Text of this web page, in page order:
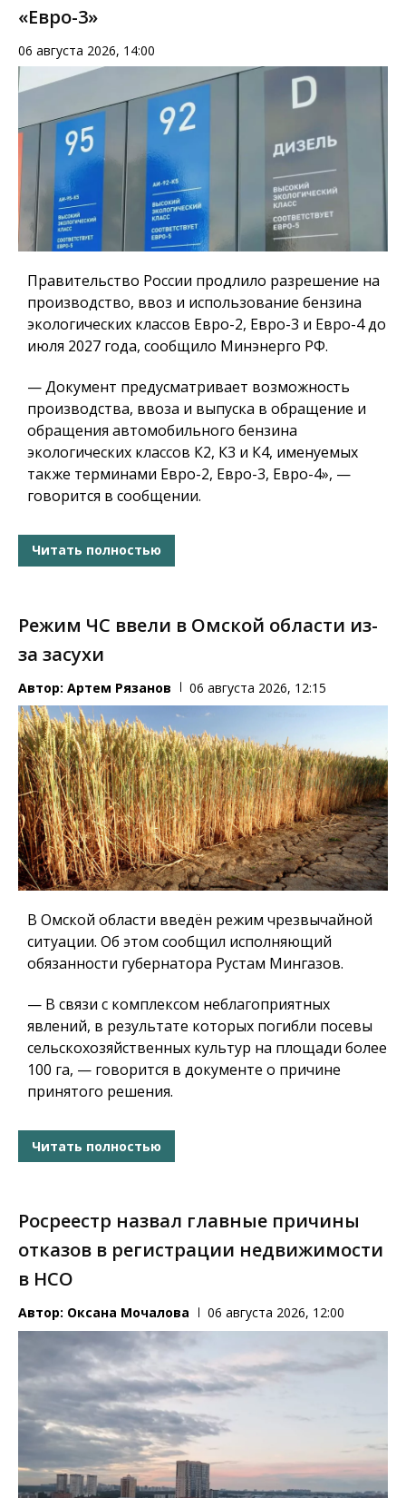
«Евро-3»
06 августа 2026, 14:00
Правительство России продлило разрешение на
производство, ввоз и использование бензина
экологических классов Евро-2, Евро-3 и Евро-4 до
июля 2027 года, сообщило Минэнерго РФ.
— Документ предусматривает возможность
производства, ввоза и выпуска в обращение и
обращения автомобильного бензина
экологических классов К2, К3 и К4, именуемых
также терминами Евро-2, Евро-3, Евро-4», —
говорится в сообщении.
Читать полностью
Режим ЧС ввели в Омской области из-
за засухи
Автор: Артем Рязанов 06 августа 2026, 12:15
В Омской области введён режим чрезвычайной
ситуации. Об этом сообщил исполняющий
обязанности губернатора Рустам Мингазов.
— В связи с комплексом неблагоприятных
явлений, в результате которых погибли посевы
сельскохозяйственных культур на площади более
100 га, — говорится в документе о причине
принятого решения.
Читать полностью
Росреестр назвал главные причины
отказов в регистрации недвижимости
в НСО
Автор: Оксана Мочалова 06 августа 2026, 12:00